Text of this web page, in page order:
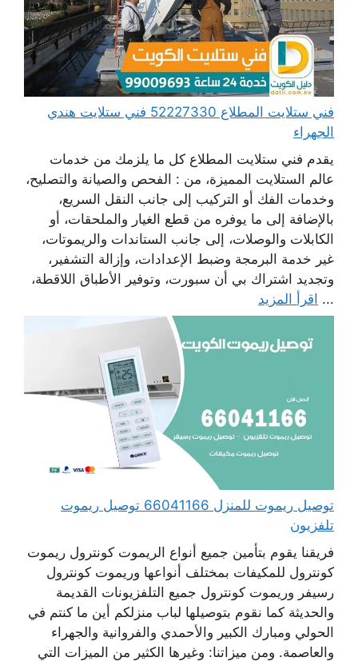
فني ستلايت المطلاع 52227330 فني ستلايت هندي
الجهراء
يقدم فني ستلايت المطلاع كل ما يلزمك من خدمات
عالم الستلايت المميزة، من : الفحص والصيانة والتصليح،
وخدمات الفك أو التركيب إلى جانب النقل السريع،
بالإضافة إلى ما يوفره من قطع الغيار والملحقات، أو
الكابلات والوصلات، إلى جانب الستاندات والريموتات،
غير خدمة البرمجة وضبط الإعدادات، وإزالة التشفير،
وتجديد اشتراك بي أن سبورت، وتوفير الأطباق اللاقطة،
... اقرأ المزيد
توصيل ريموت للمنزل 66041166 توصيل ريموت
تلفزيون
فريقنا يقوم بتأمين جميع أنواع الريموت كونترول ريموت
كونترول للمكيفات بمختلف أنواعها وريموت كونترول
رسيفر وريموت كونترول جميع التلفزيونات القديمة
والحديثة كما نقوم بتوصيلها لباب منزلكم أين ما كنتم في
الحولي ومبارك الكبير والأحمدي والفروانية والجهراء
والعاصمة. ومن ميزاتنا: وغيرها الكثير من الميزات التي